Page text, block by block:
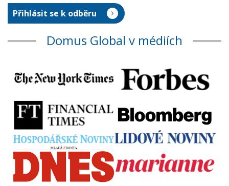
Domus Global v médiích